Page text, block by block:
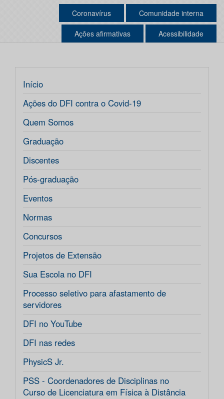
Coronavírus Comunidade interna
Ações afirmativas Acessibilidade
Início
Ações do DFI contra o Covid-19
Quem Somos
Graduação
Discentes
Pós-graduação
Eventos
Normas
Concursos
Projetos de Extensão
Sua Escola no DFI
Processo seletivo para afastamento de
servidores
DFI no YouTube
DFI nas redes
PhysicS Jr.
PSS - Coordenadores de Disciplinas no
Curso de Licenciatura em Física à Distância